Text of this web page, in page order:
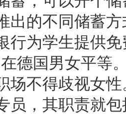
出的不同储蓄
行为学生提供
德国男女平等
场不得歧视女
员，其职责就